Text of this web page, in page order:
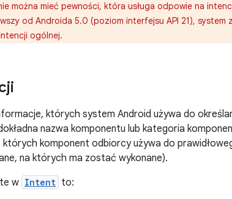
można mieć pewności, która usługa odpowie na
od Androida 5.0 (poziom interfejsu API 21), system
ogólnej.
których system Android używa do
nazwa komponentu lub kategoria
komponent odbiorcy używa do
na których ma zostać wykonane).
w Intent to: